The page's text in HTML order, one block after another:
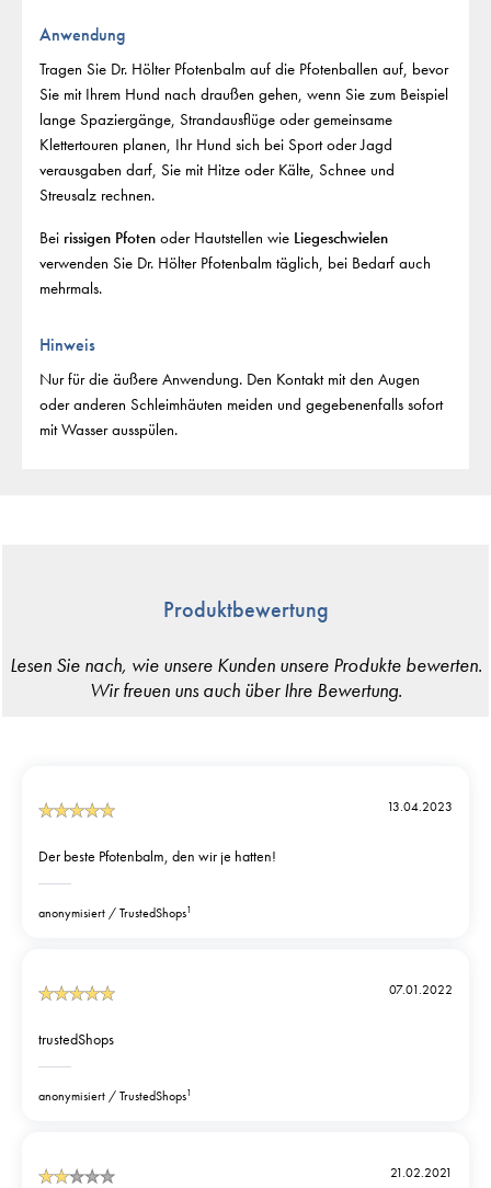
Anwendung
Tragen Sie Dr. Hölter Pfotenbalm auf die Pfotenballen auf, bevor
Sie mit Ihrem Hund nach draußen gehen, wenn Sie zum Beispiel
lange Spaziergänge, Strandausflüge oder gemeinsame
Klettertouren planen, Ihr Hund sich bei Sport oder Jagd
verausgaben darf, Sie mit Hitze oder Kälte, Schnee und
Streusalz rechnen.
Bei rissigen Pfoten oder Hautstellen wie Liegeschwielen
verwenden Sie Dr. Hölter Pfotenbalm täglich, bei Bedarf auch
mehrmals.
Hinweis
Nur für die äußere Anwendung. Den Kontakt mit den Augen
oder anderen Schleimhäuten meiden und gegebenenfalls sofort
mit Wasser ausspülen.
Produktbewertung
13.04.2023
Der beste Pfotenbalm, den wir je hatten!
anonymisiert TrustedShops1
07.01.2022
trustedShops
anonymisiert TrustedShops1
21.02.2021